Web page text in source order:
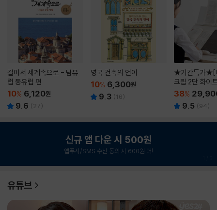
걸어서 세계속으로 - 남유
럽 동유럽 편
10% 6,120원
9.6 ( 27)
영국 건축의 언어
10% 6,300원
9.3 (16)
★기간특가★[
크림 2단 화이
38%
9.5 (94)
신규 앱 다운 시 500원
앱푸시/SMS 수신 동의 시 600원 더!
유튜브